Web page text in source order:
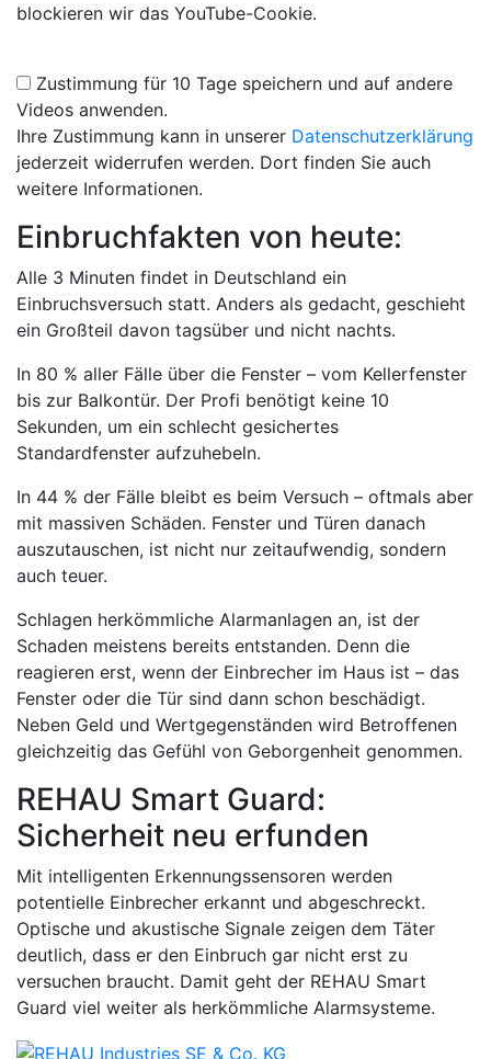
blockieren wir das YouTube-Cookie.
Zustimmung für 10 Tage speichern und auf andere
Videos anwenden.
Ihre Zustimmung kann in unserer Datenschutzerklärung
jederzeit widerrufen werden. Dort finden Sie auch
weitere Informationen.
Einbruchfakten von heute:
Alle 3 Minuten findet in Deutschland ein
Einbruchsversuch statt. Anders als gedacht, geschieht
ein Großteil davon tagsüber und nicht nachts.
In 80 % aller Fälle über die Fenster – vom Kellerfenster
bis zur Balkontür. Der Profi benötigt keine 10
Sekunden, um ein schlecht gesichertes
Standardfenster aufzuhebeln.
In 44 % der Fälle bleibt es beim Versuch – oftmals aber
mit massiven Schäden. Fenster und Türen danach
auszutauschen, ist nicht nur zeitaufwendig, sondern
auch teuer.
Schlagen herkömmliche Alarmanlagen an, ist der
Schaden meistens bereits entstanden. Denn die
reagieren erst, wenn der Einbrecher im Haus ist – das
Fenster oder die Tür sind dann schon beschädigt.
Neben Geld und Wertgegenständen wird Betroffenen
gleichzeitig das Gefühl von Geborgenheit genommen.
REHAU Smart Guard:
Sicherheit neu erfunden
Mit intelligenten Erkennungssensoren werden
potentielle Einbrecher erkannt und abgeschreckt.
Optische und akustische Signale zeigen dem Täter
deutlich, dass er den Einbruch gar nicht erst zu
versuchen braucht. Damit geht der REHAU Smart
Guard viel weiter als herkömmliche Alarmsysteme.